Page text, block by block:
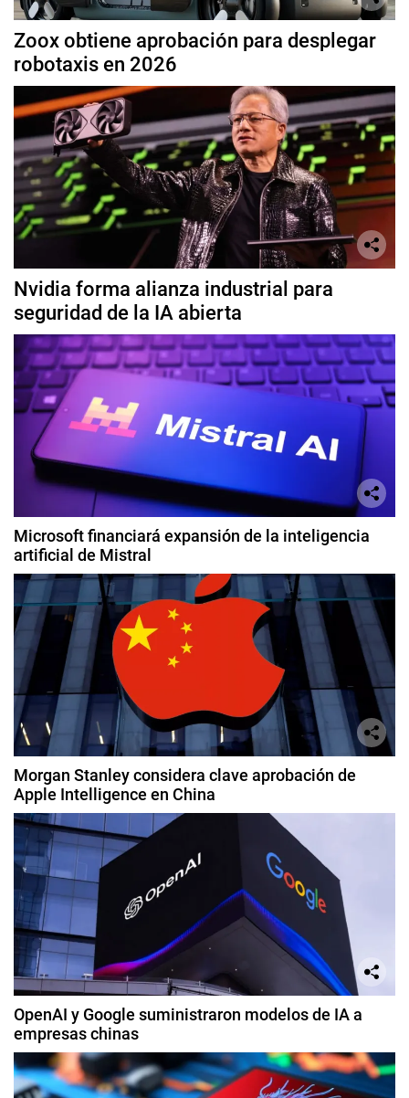
Zoox obtiene aprobación para desplegar
robotaxis en 2026
Nvidia forma alianza industrial para
seguridad de la IA abierta
Microsoft financiará expansión de la inteligencia
artificial de Mistral
Morgan Stanley considera clave aprobación de
Apple Intelligence en China
OpenAI y Google suministraron modelos de IA a
empresas chinas